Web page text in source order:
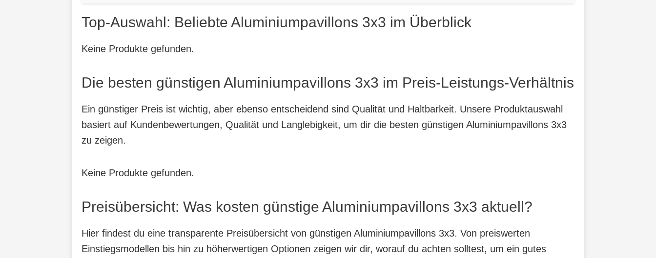
Top-Auswahl: Beliebte Aluminiumpavillons 3x3 im Überblick
Keine Produkte gefunden.
Die besten günstigen Aluminiumpavillons 3x3 im Preis-Leistungs-Verhältnis
Ein günstiger Preis ist wichtig, aber ebenso entscheidend sind Qualität und Haltbarkeit. Unsere Produktauswahl
basiert auf Kundenbewertungen, Qualität und Langlebigkeit, um dir die besten günstigen Aluminiumpavillons 3x3
zu zeigen.
Keine Produkte gefunden.
Preisübersicht: Was kosten günstige Aluminiumpavillons 3x3 aktuell?
Hier findest du eine transparente Preisübersicht von günstigen Aluminiumpavillons 3x3. Von preiswerten
Einstiegsmodellen bis hin zu höherwertigen Optionen zeigen wir dir, worauf du achten solltest, um ein gutes